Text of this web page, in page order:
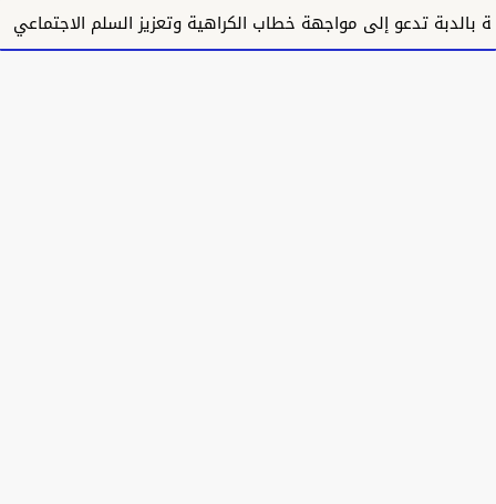
تدعو إلى مواجهة خطاب الكراهية وتعزيز السلم الاجتماعي